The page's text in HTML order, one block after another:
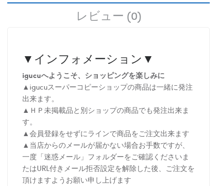
レビュー (0)
▼インフォメーション▼
igucuへようこそ、ショッピングを楽しみに
▲igucuスーパーコピーショップの商品は一緒に発注
出来ます。
▲ＨＰ未掲載品と別ショップの商品でも発注出来ま
す。
▲会員登録をせずにラインで商品をご注文出来ます
▲当店からのメールが届かない場合お手数ですが、
一度「迷惑メール」フォルダーをご確認くださいま
たはURL付きメール拒否設定を解除した後、ご注文を
頂けますようお願い申し上げます